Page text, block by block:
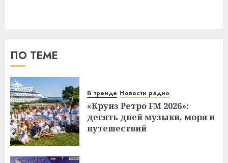
ПО ТЕМЕ
В тренде Новости радио
«Круиз Ретро FM 2026»:
десять дней музыки, моря и
путешествий